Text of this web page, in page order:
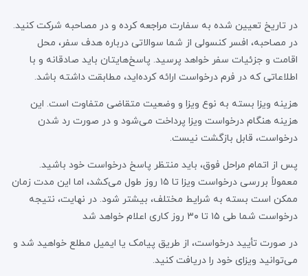
در تاریخ تعیین شده به سفارت مراجعه کرده و در مصاحبه شرکت کنید.
در مصاحبه، افسر کنسولی از شما سوالاتی درباره هدف سفر، محل
اقامت و جزئیات سفر خواهد پرسید. پاسخ‌هایتان باید صادقانه و با
اطلاعاتی که در فرم درخواست ارائه کرده‌اید، مطابقت داشته باشد.
هزینه ویزا بسته به نوع ویزا و وضعیت متقاضی متفاوت است. این
هزینه هنگام درخواست ویزا پرداخت می‌شود و در صورت رد شدن
درخواست، قابل بازگشت نیست.
پس از اتمام مراحل فوق، باید منتظر پاسخ درخواست خود باشید.
معمولاً بررسی درخواست ویزا تا ۱۵ روز طول می‌کشد، اما این مدت زمان
ممکن است بسته به شرایط مختلف، بیشتر شود. در نهایت، نتیجه
درخواست شما طی ۱۵ تا ۳۰ روز کاری اعلام خواهد شد
در صورت تأیید درخواست، از طریق پیامک یا ایمیل مطلع خواهید شد و
می‌توانید ویزای خود را دریافت کنید.